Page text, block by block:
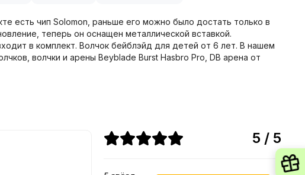
есть чип Solomon, раньше его можно было достать только в
теперь он оснащен металлической вставкой.
в комплект. Волчок бейблэйд для детей от 6 лет. В нашем
волчки и арены Beyblade Burst Hasbro Pro, DB арена от
5 / 5